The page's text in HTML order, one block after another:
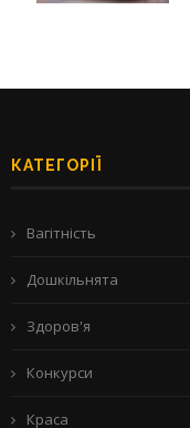
КАТЕГОРІЇ
Вагітність
Дошкільнята
Здоров'я
Конкурси
Краса